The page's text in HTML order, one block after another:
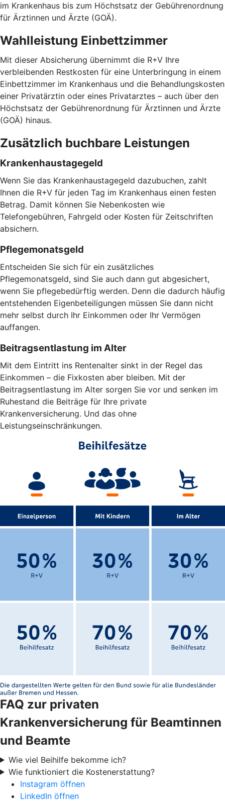
im Krankenhaus bis zum Höchstsatz der Gebührenordnung
für Ärztinnen und Ärzte (GOÄ).
Wahlleistung Einbettzimmer
Mit dieser Absicherung übernimmt die R+V Ihre
verbleibenden Restkosten für eine Unterbringung in einem
Einbettzimmer im Krankenhaus und die Behandlungskosten
einer Privatärztin oder eines Privatarztes – auch über den
Höchstsatz der Gebührenordnung für Ärztinnen und Ärzte
(GOÄ) hinaus.
Zusätzlich buchbare Leistungen
Krankenhaustagegeld
Wenn Sie das Krankenhaustagegeld dazubuchen, zahlt
Ihnen die R+V für jeden Tag im Krankenhaus einen festen
Betrag. Damit können Sie Nebenkosten wie
Telefongebühren, Fahrgeld oder Kosten für Zeitschriften
absichern.
Pflegemonatsgeld
Entscheiden Sie sich für ein zusätzliches
Pflegemonatsgeld, sind Sie auch dann gut abgesichert,
wenn Sie pflegebedürftig werden. Denn die dadurch häufig
entstehenden Eigenbeteiligungen müssen Sie dann nicht
mehr selbst durch Ihr Einkommen oder Ihr Vermögen
auffangen.
Beitragsentlastung im Alter
Mit dem Eintritt ins Rentenalter sinkt in der Regel das
Einkommen – die Fixkosten aber bleiben. Mit der
Beitragsentlastung im Alter sorgen Sie vor und senken im
Ruhestand die Beiträge für Ihre private
Krankenversicherung. Und das ohne
Leistungseinschränkungen.
FAQ zur privaten
Krankenversicherung für Beamtinnen
und Beamte
Wie viel Beihilfe bekomme ich?
Wie funktioniert die Kostenerstattung?
Instagram öffnen
LinkedIn öffnen